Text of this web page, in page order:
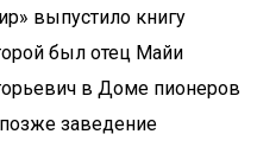
выпустило книгу
был отец Майи
в Доме пионеров
заведение